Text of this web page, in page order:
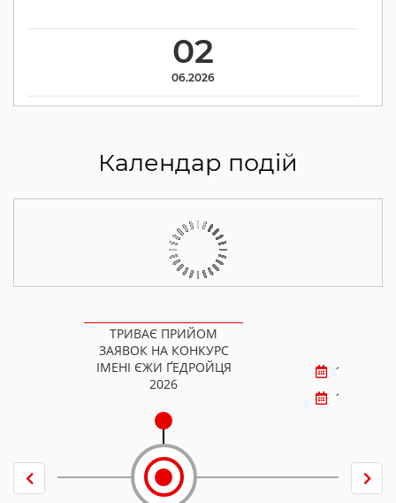
02
06.2026
Календар подій
ТРИВАЄ ПРИЙОМ
ЗАЯВОК НА КОНКУРС
ІМЕНІ ЄЖИ ҐЕДРОЙЦЯ
2026